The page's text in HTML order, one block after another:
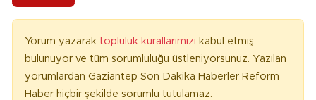
Yorum yazarak topluluk kurallarımızı kabul etmiş
bulunuyor ve tüm sorumluluğu üstleniyorsunuz. Yazılan
yorumlardan Gaziantep Son Dakika Haberler Reform
Haber hiçbir şekilde sorumlu tutulamaz.